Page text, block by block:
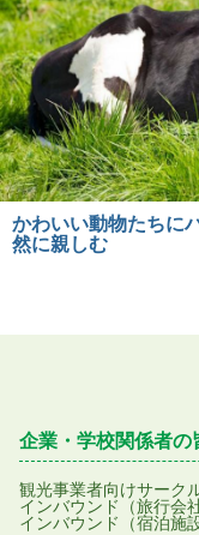
かわいい動物たちに
然に親しむ
企業・学校関係者の
観光事業者向けサーク
インバウンド（旅行会
インバウンド（宿泊施